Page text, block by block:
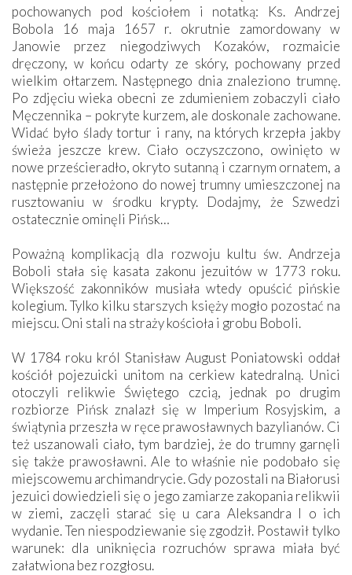
pochowanych pod kościołem i notatką: Ks. Andrzej
Bobola 16 maja 1657 r. okrutnie zamordowany w
Janowie przez niegodziwych Kozaków, rozmaicie
dręczony, w końcu odarty ze skóry, pochowany przed
wielkim ołtarzem. Następnego dnia znaleziono trumnę.
Po zdjęciu wieka obecni ze zdumieniem zobaczyli ciało
Męczennika – pokryte kurzem, ale doskonale zachowane.
Widać było ślady tortur i rany, na których krzepła jakby
świeża jeszcze krew. Ciało oczyszczono, owinięto w
nowe prześcieradło, okryto sutanną i czarnym ornatem, a
następnie przełożono do nowej trumny umieszczonej na
rusztowaniu w środku krypty. Dodajmy, że Szwedzi
ostatecznie ominęli Pińsk…
Poważną komplikacją dla rozwoju kultu św. Andrzeja
Boboli stała się kasata zakonu jezuitów w 1773 roku.
Większość zakonników musiała wtedy opuścić pińskie
kolegium. Tylko kilku starszych księży mogło pozostać na
miejscu. Oni stali na straży kościoła i grobu Boboli.
W 1784 roku król Stanisław August Poniatowski oddał
kościół pojezuicki unitom na cerkiew katedralną. Unici
otoczyli relikwie Świętego czcią, jednak po drugim
rozbiorze Pińsk znalazł się w Imperium Rosyjskim, a
świątynia przeszła w ręce prawosławnych bazylianów. Ci
też uszanowali ciało, tym bardziej, że do trumny garnęli
się także prawosławni. Ale to właśnie nie podobało się
miejscowemu archimandrycie. Gdy pozostali na Białorusi
jezuici dowiedzieli się o jego zamiarze zakopania relikwii
w ziemi, zaczęli starać się u cara Aleksandra I o ich
wydanie. Ten niespodziewanie się zgodził. Postawił tylko
warunek: dla uniknięcia rozruchów sprawa miała być
załatwiona bez rozgłosu.